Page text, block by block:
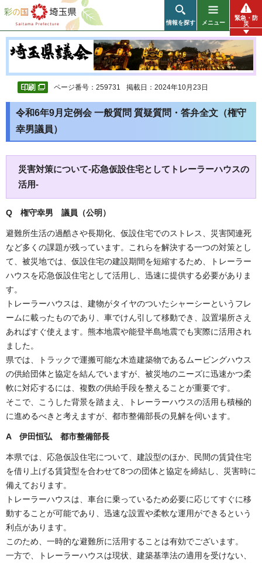
彩の国 埼玉県
情報を探す メニュー
緊急・防
災
ページ番号：259731 掲載日：2024年10月23日
令和6年9月定例会 一般質問 質疑質問・答弁全文（権守
幸男議員）
災害対策について-応急仮設住宅としてトレーラーハウスの
活用-
Q 権守幸男 議員（公明）
避難所生活の過酷さや長期化、仮設住宅でのストレス、災害関連死
など多くの課題が残っています。これらを解決する一つの対策とし
て、被災地では、仮設住宅の建設期間を短縮するため、トレーラー
ハウスを応急仮設住宅として活用し、迅速に提供する必要がありま
す。
トレーラーハウスは、建物がタイヤのついたシャーシーというフレ
ームに載ったものであり、車でけん引して移動でき、設置場所さえ
あればすぐ使えます。熊本地震や能登半島地震でも実際に活用され
ました。
県では、トラックで運搬可能な木造建築物であるムービングハウス
の供給団体と協定を結んでいますが、被災地のニーズに迅速かつ柔
軟に対応するには、複数の供給手段を整えることが重要です。
そこで、こうした背景を踏まえ、トレーラーハウスの活用も積極的
に進めるべきと考えますが、都市整備部長の見解を伺います。
A 伊田恒弘 都市整備部長
本県では、応急仮設住宅について、建設型のほか、民間の賃貸住宅
を借り上げる賃貸型を合わせて8つの団体と協定を締結し、災害時に
備えております。
トレーラーハウスは、車台に乗っているため必要に応じてすぐに移
動することが可能であり、迅速な設置や柔軟な運用ができるという
利点があります。
このため、一時的な避難所に活用することは有効でございます。
一方で、トレーラーハウスは現状、建築基準法の適用を受けない、